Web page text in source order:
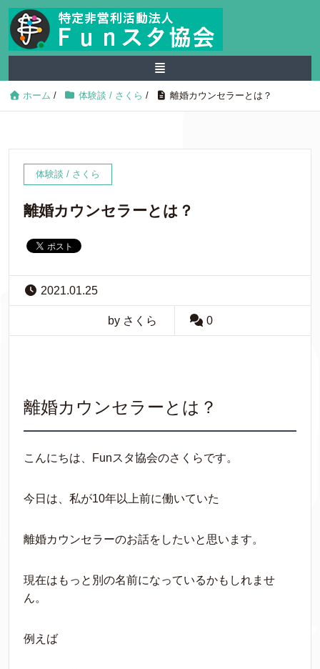
ホーム / 体験談 / さくら / 離婚カウンセラーとは？
体験談 / さくら
離婚カウンセラーとは？
2021.01.25
by さくら 0
離婚カウンセラーとは？
こんにちは、Funスタ協会のさくらです。
今日は、私が10年以上前に働いていた
離婚カウンセラーのお話をしたいと思います。
現在はもっと別の名前になっているかもしれませ
ん。
例えば